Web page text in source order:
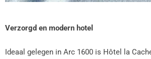
Verzorgd en modern hotel
Ideaal gelegen in Arc 1600 is Hôtel la